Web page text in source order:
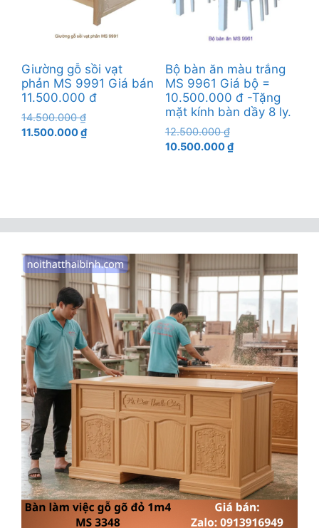
Giường gỗ sồi vạt
phản MS 9991 Giá bán
11.500.000 đ
14.500.000₫Giá
gốc
11.500.000₫Giá
Bộ bàn ăn màu trắng
MS 9961 Giá bộ =
10.500.000 đ -Tặng
mặt kính bàn dầy 8 ly.
12.500.000₫Giá
gốc
10.500.000₫Giá